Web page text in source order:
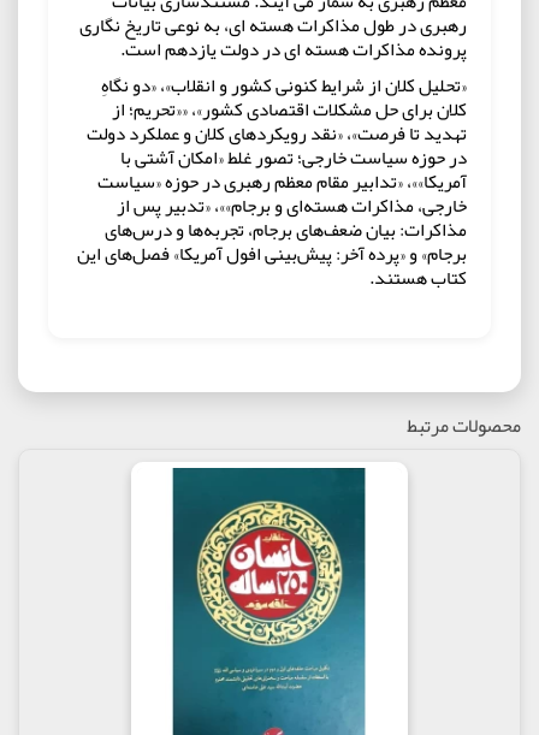
رهبری در طول مذاکرات هسته ای، به نوعی تاریخ نگاری
پرونده مذاکرات هسته ای در دولت یازدهم است.
«تحلیل کلان از شرایط کنونی کشور و انقلاب»، «دو نگاهِ
کلان برای حل مشکلات اقتصادی کشور»، ««تحریم؛ از
تهدید تا فرصت»، «نقد رویکردهای کلان و عملکرد دولت
در حوزه سیاست خارجی؛ تصور غلط «امکان آشتی با
آمریکا»»، «تدابیر مقام معظم رهبری در حوزه «سیاست
خارجی، مذاکرات هسته‌ای و برجام»»، «تدبیر پس از
مذاکرات: بیان ضعف‌های برجام، تجربه‌ها و درس‌های
برجام» و «پرده آخر: پیش‌بینی افول آمریکا» فصل‌های این
کتاب هستند.
درباره آمریکا هم از چند سال قبل و در مذاکرات
مکرر به مسئولان می‌گفتم به آمریکایی‌ها اعتمادی ندارم
و شما هم به قول و حرف و لبخند و امضای آن‌ها اعتماد
مذاکره می‌کردند، خودشان می‌گویند آمریکا غیرقابل
اعتماد است. باید از اول این ر ا تشخیص می‌دادند و بر
این مبنا حرکت می‌کردند. (رهبر معظم انقلاب در دیدار با
فرماندهان و کارکنان نیروی هوای ارتش با فرمانده کل
مولف : دفتر مطالعات گفتمان انقلاب اسلامی
ناشر : انتشارات شهید کاظمی
محصولات مرتبط